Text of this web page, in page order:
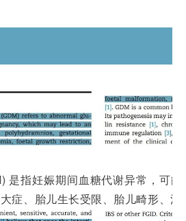
是指妊娠期间血糖代谢异常，可
症、胎儿生长受限、胎儿畸形、